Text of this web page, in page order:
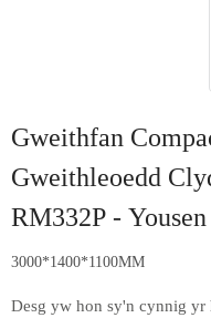
Gweithfan
Gweithleoedd
RM332P - Yousen
3000*1400*1100MM
Desg yw hon sy'n cynnig